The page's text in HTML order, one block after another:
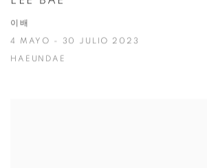
이배
4 MAYO - 30 JULIO 2023
HAEUNDAE